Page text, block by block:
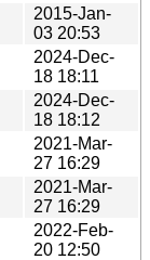
2015-Jan-
03 20:53
2024-Dec-
18 18:11
2024-Dec-
18 18:12
2021-Mar-
27 16:29
2021-Mar-
27 16:29
2022-Feb-
20 12:50